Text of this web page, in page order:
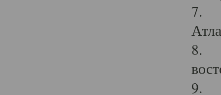
7.
8.
9.